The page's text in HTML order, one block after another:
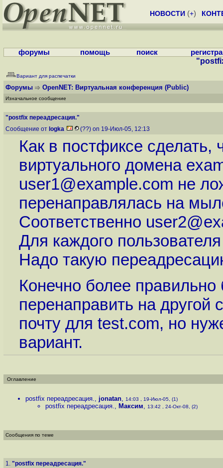
НОВОСТИ (+)
форумы помощь поиск
Вариант для распечатки
Форумы OpenNET: Виртуальная конференция (Public)
Изначальное сообщение
"postfix переадресация."
Сообщение от logka (??) on 19-Июл-05, 12:13
Как в постфиксе сделать,
виртуального домена
user1@example.com не
перенаправлялась на
Соответственно
Для каждого
Надо такую
Конечно более
перенаправить на другой
почту для test.com, но
вариант.
Оглавление
postfix переадресация., jonatan, 14:03 , 19-Июл-05, (1)
postfix переадресация., Максим, 13:42 , 24-Окт-08, (2)
Сообщения по теме
1. "postfix переадресация."